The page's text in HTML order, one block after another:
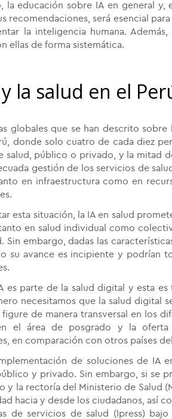
la educación sobre IA en general
recomendaciones, será esencial
la inteligencia humana.
ellas de forma sistemática.
la salud en el
globales que se han descrito
donde solo cuatro de cada diez
salud, público o privado, y la mitad
gestión de los servicios de
en infraestructura como en
esta situación, la IA en salud
en salud individual como
Sin embargo, dadas las
su avance es incipiente y podrían
es parte de la salud digital y esta
necesitamos que la salud digital
de manera transversal en los
el área de posgrado y la
en comparación con otros países
de soluciones de IA
y privado. Sin embargo, si se
y la rectoría del Ministerio de Salud
hacia y desde los ciudadanos, así
de servicios de salud (Ipress)